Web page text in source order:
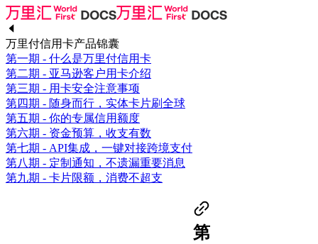
万里付信用卡产品锦囊
第一期 - 什么是万里付信用卡
第二期 - 亚马逊客户用卡介绍
第三期 - 用卡安全注意事项
第四期 - 随身而行，实体卡片刷全球
第五期 - 你的专属信用额度
第六期 - 资金预算，收支有数
第七期 - API集成，一键对接跨境支付
第八期 - 定制通知，不遗漏重要消息
第九期 - 卡片限额，消费不超支
第